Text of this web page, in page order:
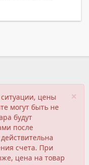
×
цены
могут быть не
будут
после
счета. При
цена на товар